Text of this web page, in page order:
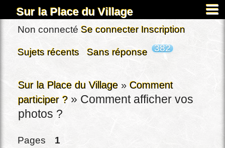
Sur la Place du Village
Accueil
À propos
Images&Docs
Chercher
Actus
Dardennes
Non connecté Se connecter Inscription
Sujets récents Sans réponse 382
Sur la Place du Village » Comment
participer ? » Comment afficher vos
photos ?
Pages
1